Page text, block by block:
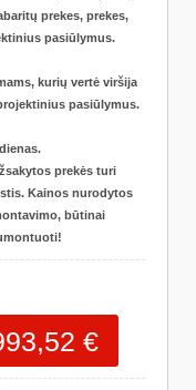
prekes, prekes,
pasiūlymus.
kurių vertė viršija
pasiūlymus.
prekės turi
Kainos nurodytos
būtinai
€